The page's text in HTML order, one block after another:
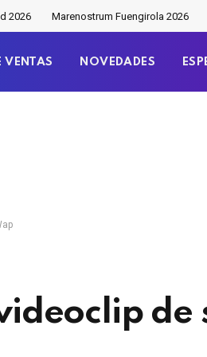
2026 Marenostrum Fuengirola 2026
VENTAS NOVEDADES
de